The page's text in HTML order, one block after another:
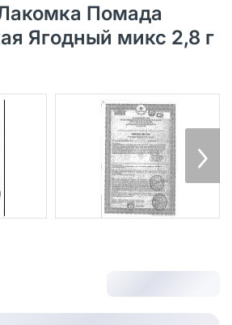
Помада
Ягодный микс 2,8 г